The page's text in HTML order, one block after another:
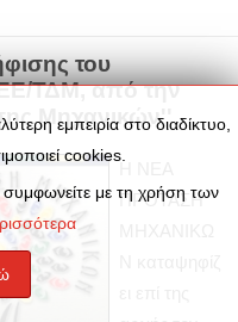
του
ΤΔΜ, από την
Μηχανικών''
ΠΡΟΤΑΣΗ
εμπειρία στο διαδίκτυο,
cookies.
με τη χρήση των